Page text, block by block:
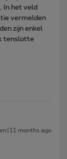
. In het veld
vermelden
zijn enkel
tenslotte
months ago